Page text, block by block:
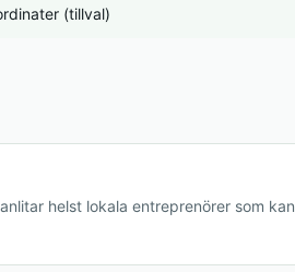
(tillval)
helst lokala entreprenörer som kan